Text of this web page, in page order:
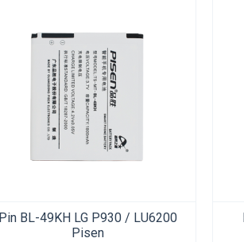
Pin BL-49KH LG P930 / LU6200
Pisen